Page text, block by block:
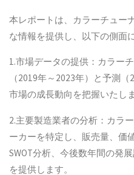
本レポートは、カラーチュー
な情報を提供し、以下の側面
1.市場データの提供：カラー
（2019年～2023年）と予測
市場の成長動向を把握いたしま
2.主要製造業者の分析：カラ
ーカーを特定し、販売量、価
SWOT分析、今後数年間の発
を提供します。